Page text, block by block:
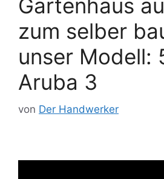
Gartenhaus
zum selber
unser Modell:
Aruba 3
von Der Handwerker